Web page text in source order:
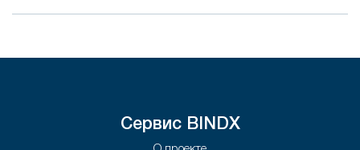
Сервис BINDX